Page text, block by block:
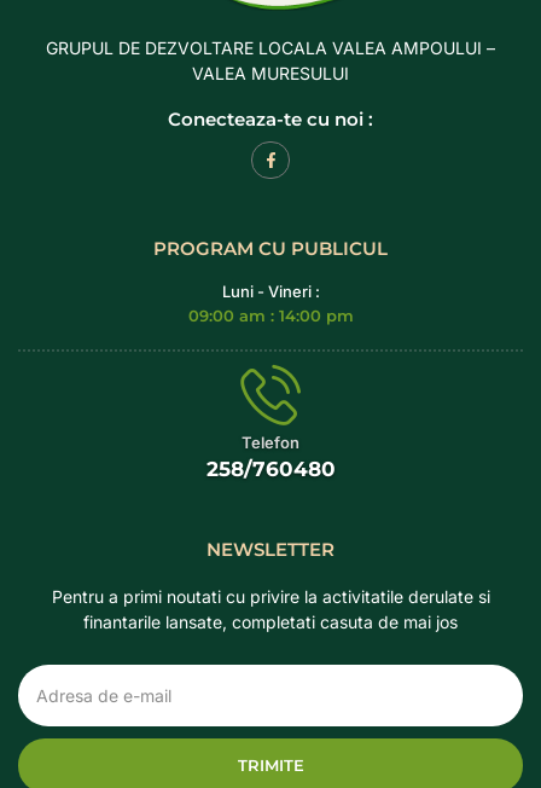
GRUPUL DE DEZVOLTARE LOCALA VALEA AMPOULUI –
VALEA MURESULUI
Conecteaza-te cu noi :
PROGRAM CU PUBLICUL
Luni - Vineri :
09:00 am : 14:00 pm
Telefon
258/760480
NEWSLETTER
Pentru a primi noutati cu privire la activitatile derulate si
finantarile lansate, completati casuta de mai jos
TRIMITE